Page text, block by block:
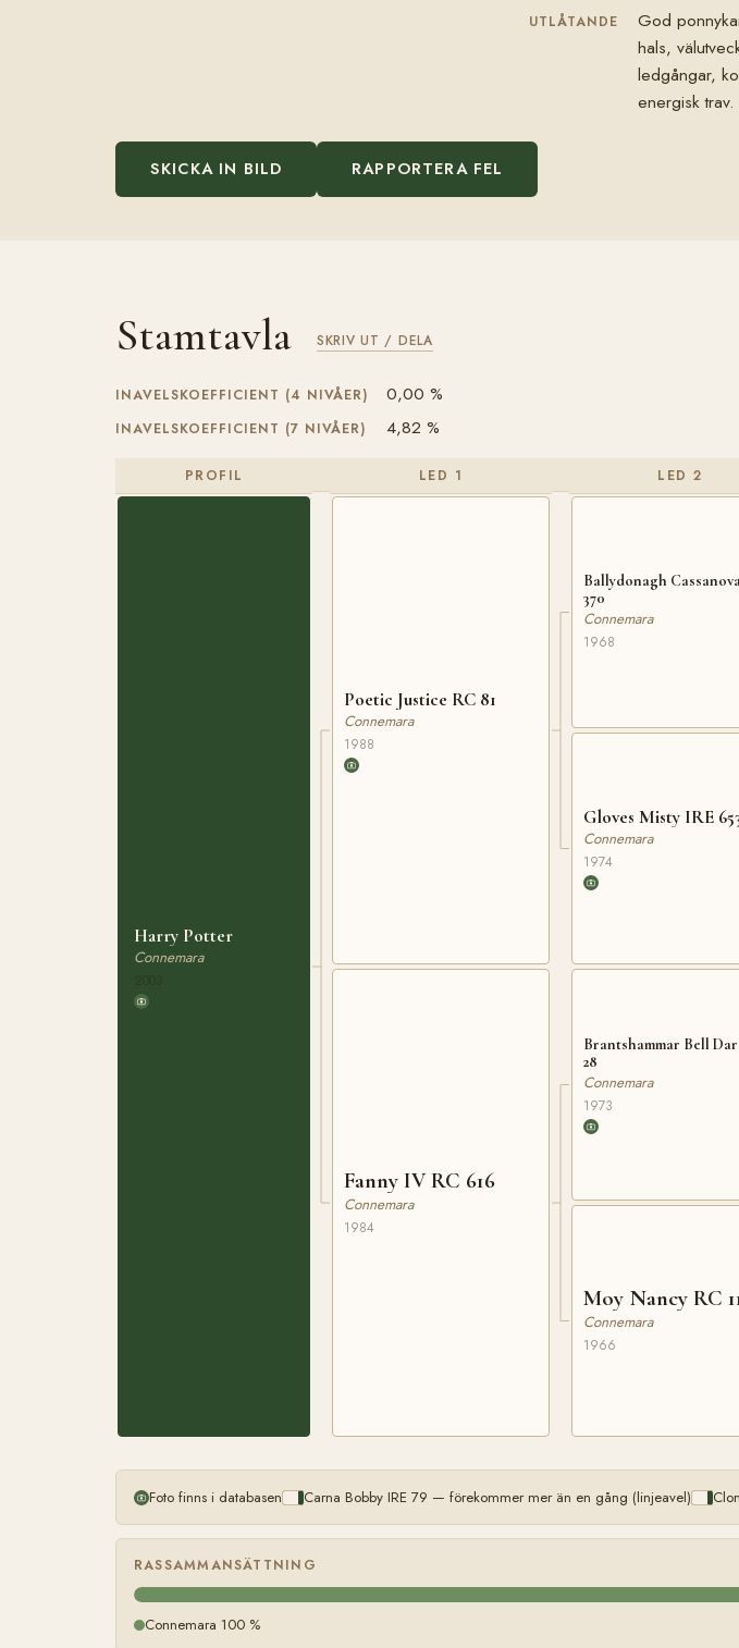
UTLÅTANDE
God
hals,
ledgångar,
energisk
SKICKA IN BILD RAPPORTERA FEL
Stamtavla SKRIV UT / DELA
INAVELSKOEFFICIENT (4 NIVÅER) 0,00 %
INAVELSKOEFFICIENT (7 NIVÅER) 4,82 %
PROFIL
Harry Potter
Connemara
LED 1
Poetic Justice RC 81
Connemara
1988
Fanny IV RC 616
Connemara
1984
LED 2
Ballydonagh
370
Connemara
1968
Gloves Misty IRE
Connemara
1974
Brantshammar Bell
28
Connemara
1973
Moy Nancy RC
Connemara
1966
Foto finns i databasen Carna Bobby IRE 79 — förekommer mer än en gång (linjeavel)
RASSAMMANSÄTTNING
Connemara 100 %